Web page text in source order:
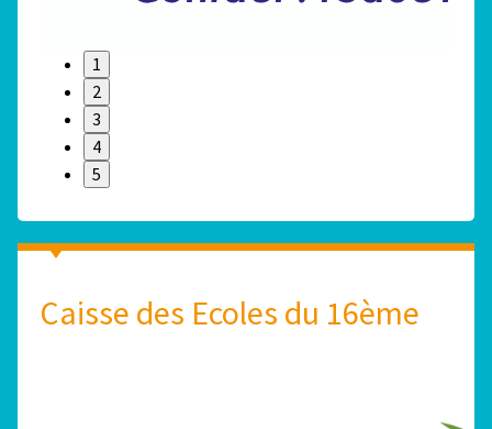
1
2
3
4
5
Caisse des Ecoles du 16ème